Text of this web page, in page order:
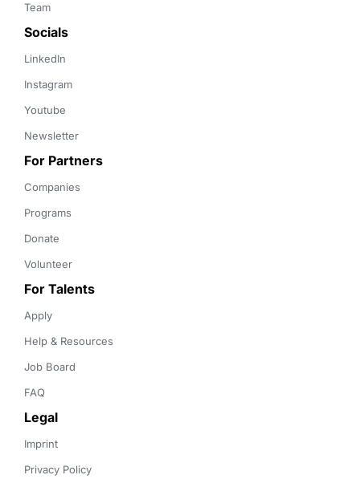
Team
Socials
LinkedIn
Instagram
Youtube
Newsletter
For Partners
Companies
Programs
Donate
Volunteer
For Talents
Apply
Help & Resources
Job Board
FAQ
Legal
Imprint
Privacy Policy